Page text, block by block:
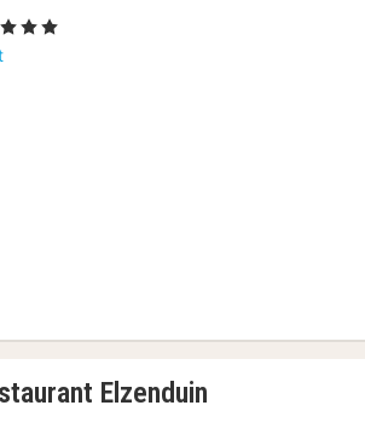
1
nacht
, 3 Sterren
Elzenduin